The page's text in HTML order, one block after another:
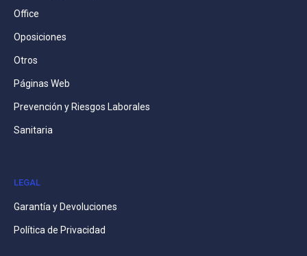
Office
Oposiciones
Otros
Páginas Web
Prevención y Riesgos Laborales
Sanitaria
LEGAL
Garantía y Devoluciones
Política de Privacidad